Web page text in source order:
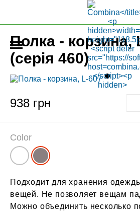
Полка - корзина,
(серія 460)
938 грн
Color
Подходит для хранения
вещей. Не позволяет вещам
Можно объединить несколько